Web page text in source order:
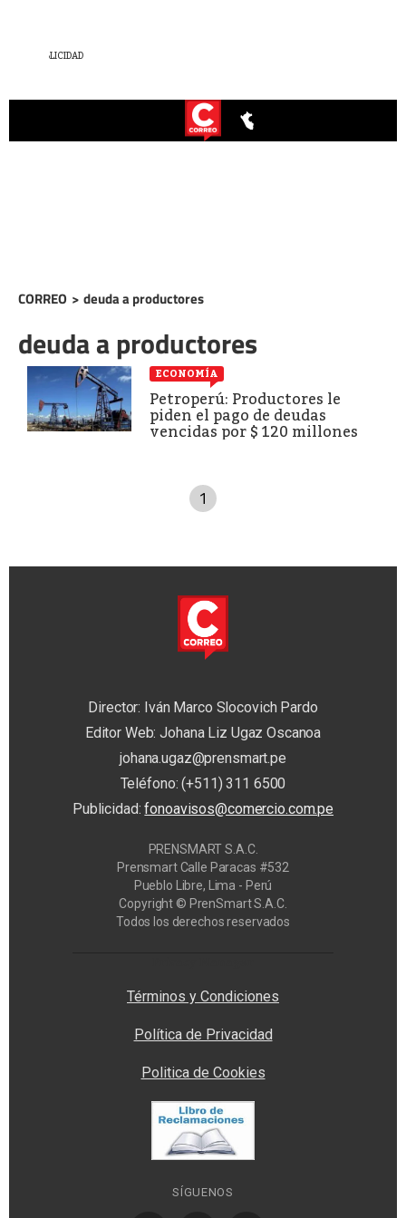
CORREO > deuda a productores
deuda a productores
ECONOMÍA
Petroperú: Productores le
piden el pago de deudas
vencidas por $ 120 millones
1
Director: Iván Marco Slocovich Pardo
Editor Web: Johana Liz Ugaz Oscanoa
johana.ugaz@prensmart.pe
Teléfono: (+511) 311 6500
Publicidad:fonoavisos@comercio.com.pe
PRENSMART S.A.C.
Prensmart Calle Paracas #532
Pueblo Libre, Lima - Perú
Copyright © PrenSmart S.A.C.
Todos los derechos reservados
Términos y Condiciones
Política de Privacidad
Politica de Cookies
SÍGUENOS